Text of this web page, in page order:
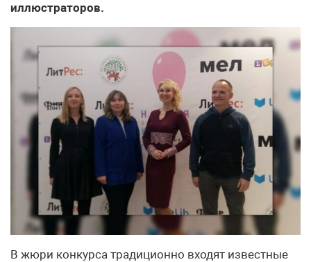
иллюстраторов.
В жюри конкурса традиционно входят известные